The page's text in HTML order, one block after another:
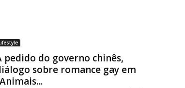
pedido do governo chinês,
sobre romance gay em